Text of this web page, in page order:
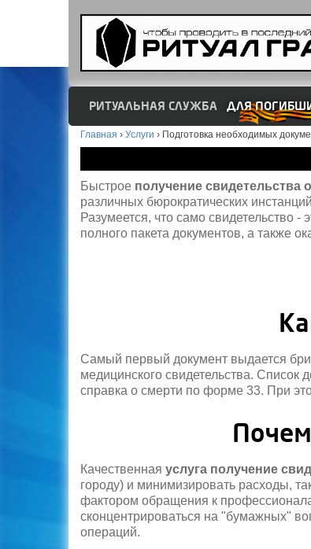
РИТУАЛЬНАЯ СЛУЖБА ДЛЯ
Главная › Услуги › Подготовка необходимых
Быстрое получение свидетельства
различных бюрократических
Разумеется, что само свидетельство
полного пакета документов, а также
Самый первый документ выдается
медицинского свидетельства. Список
справка о смерти по форме 33. При
Качественная услуга получение
городу) и минимизировать расходы,
фактором обращения к
сконцентрироваться на "бумажных"
операций.